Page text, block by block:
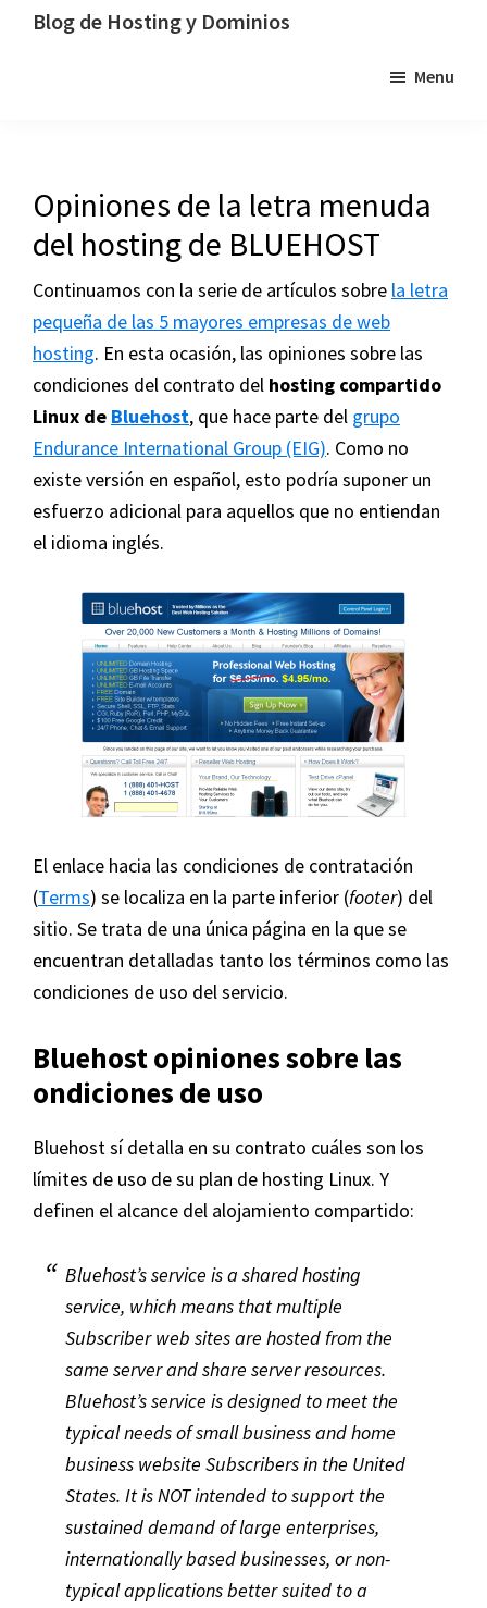
Saltar
Saltar
SaltarBlog de Hosting y Dominios
los
dominios
la
tecnología
Menu
Opiniones de la letra menuda
del hosting de BLUEHOST
Continuamos con la serie de artículos sobre la letra
pequeña de las 5 mayores empresas de web
hosting. En esta ocasión, las opiniones sobre las
condiciones del contrato del hosting compartido
Linux de Bluehost, que hace parte del grupo
Endurance International Group (EIG). Como no
existe versión en español, esto podría suponer un
esfuerzo adicional para aquellos que no entiendan
el idioma inglés.
El enlace hacia las condiciones de contratación
(Terms) se localiza en la parte inferior (footer) del
sitio. Se trata de una única página en la que se
encuentran detalladas tanto los términos como las
condiciones de uso del servicio.
Bluehost opiniones sobre las
ondiciones de uso
Bluehost sí detalla en su contrato cuáles son los
límites de uso de su plan de hosting Linux. Y
definen el alcance del alojamiento compartido:
Bluehost’s service is a shared hosting
service, which means that multiple
Subscriber web sites are hosted from the
same server and share server resources.
Bluehost’s service is designed to meet the
typical needs of small business and home
business website Subscribers in the United
States. It is NOT intended to support the
sustained demand of large enterprises,
internationally based businesses, or non-
typical applications better suited to a